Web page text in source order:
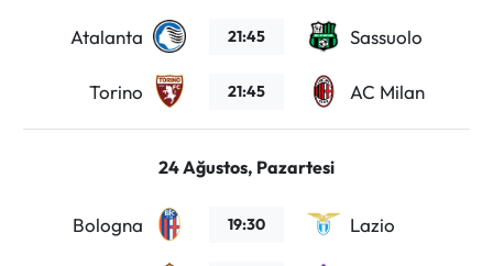
Atalanta 21:45 Sassuolo
Torino 21:45 AC Milan
24 Ağustos, Pazartesi
Bologna 19:30 Lazio